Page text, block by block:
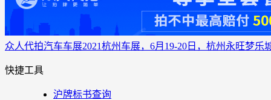
众人代拍汽车车展2021杭州车展，6月19-20日，杭州永旺梦乐
快捷工具
沪牌标书查询